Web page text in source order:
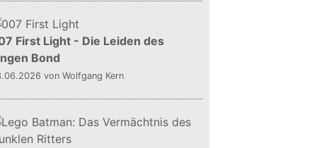
First Light - Die Leiden des
Bond
von Wolfgang Kern